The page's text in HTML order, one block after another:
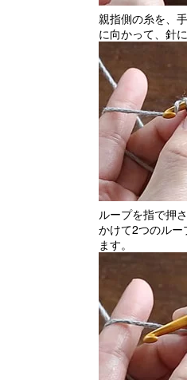
親指側の糸を、
に向かって、針
ループを指で押
かけて2つのル
ます。